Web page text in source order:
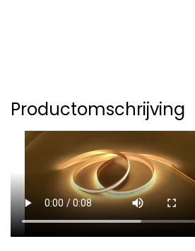
Productomschrijving